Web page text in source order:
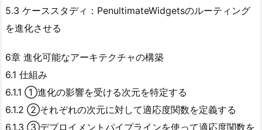
5.3 ケーススタディ：PenultimateWidgetsのルーティング
を進化させる
6章 進化可能なアーキテクチャの構築
6.1 仕組み
6.1.1 ①進化の影響を受ける次元を特定する
6.1.2 ②それぞれの次元に対して適応度関数を定義する
6.1.3 ③デプロイメントパイプラインを使って適応度関数を